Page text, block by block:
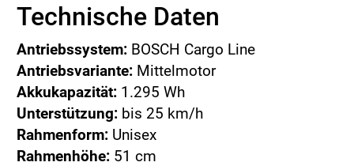
Technische Daten
Antriebssystem: BOSCH Cargo Line
Antriebsvariante: Mittelmotor
Akkukapazität: 1.295 Wh
Unterstützung: bis 25 km/h
Rahmenform: Unisex
Rahmenhöhe: 51 cm